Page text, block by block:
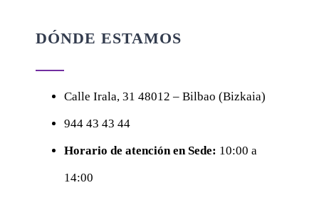
DÓNDE ESTAMOS
Calle Irala, 31 48012 – Bilbao (Bizkaia)
944 43 43 44
Horario de atención en Sede: 10:00 a
14:00